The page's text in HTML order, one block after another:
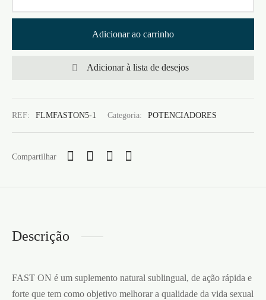
Adicionar ao carrinho
Adicionar à lista de desejos
REF: FLMFASTON5-1 Categoria: POTENCIADORES
Compartilhar
Descrição
FAST ON é um suplemento natural sublingual, de ação rápida e
forte que tem como objetivo melhorar a qualidade da vida sexual